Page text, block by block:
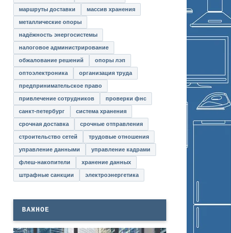
маршруты доставки массив хранения
металлические опоры
надёжность энергосистемы
налоговое администрирование
обжалование решений опоры лэп
оптоэлектроника организация труда
предпринимательское право
привлечение сотрудников проверки фнс
санкт-петербург система хранения
срочная доставка срочные отправления
строительство сетей трудовые отношения
управление данными управление кадрами
флеш-накопители хранение данных
штрафные санкции электроэнергетика
ВАЖНОЕ